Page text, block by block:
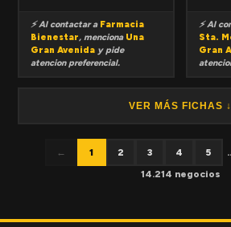
⚡ Al contactar a Farmacia
Bienestar, menciona Una
Gran Avenida y pide
atencion preferencial.
⚡ Al
Sta.
Gran
VER MÁS FICHAS ↓
← 1 2 3 4 5
14.214 negocios